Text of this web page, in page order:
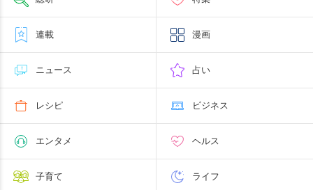
連載 漫画
ニュース 占い
レシピ ビジネス
エンタメ ヘルス
子育て ライフ